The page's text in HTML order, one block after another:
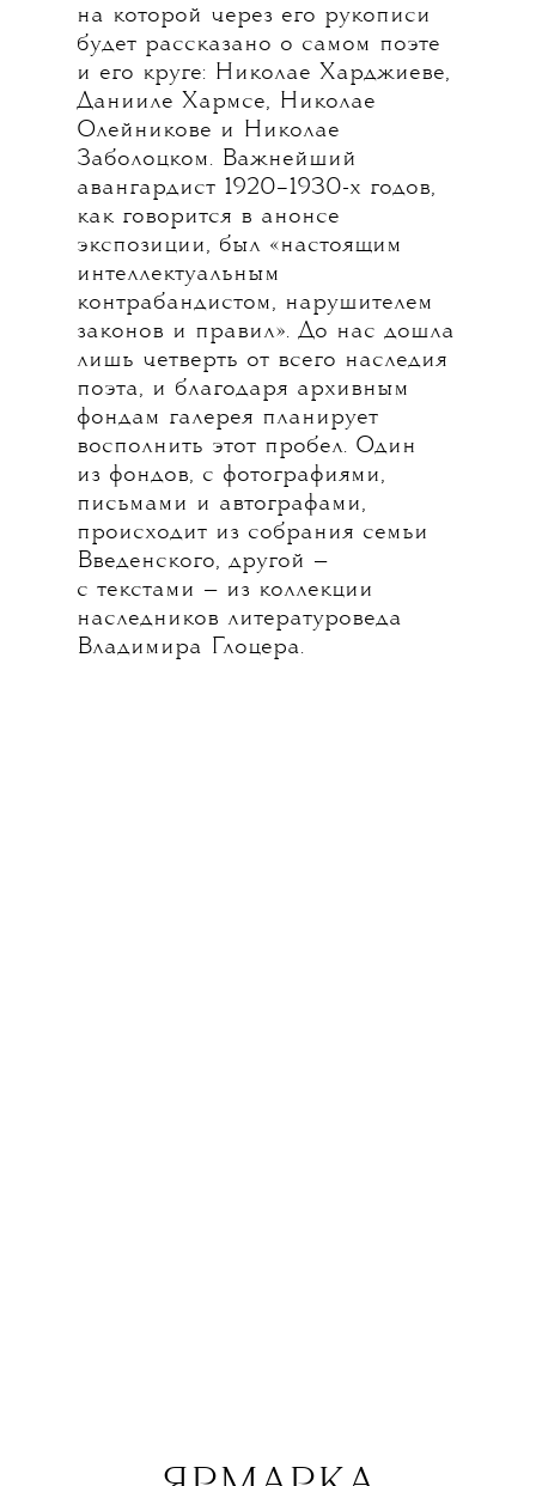
на которой через его рукописи
будет рассказано о самом поэте
и его круге: Николае Харджиеве,
Данииле Хармсе, Николае
Олейникове и Николае
Заболоцком. Важнейший
авангардист 1920–1930-х годов,
как говорится в анонсе
экспозиции, был «настоящим
интеллектуальным
контрабандистом, нарушителем
законов и правил». До нас дошла
лишь четверть от всего наследия
поэта, и благодаря архивным
фондам галерея планирует
восполнить этот пробел. Один
из фондов, с фотографиями,
письмами и автографами,
происходит из собрания семьи
Введенского, другой —
с текстами — из коллекции
наследников литературоведа
Владимира Глоцера.